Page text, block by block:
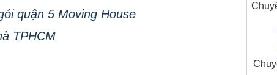
quận 5 Moving House
TPHCM